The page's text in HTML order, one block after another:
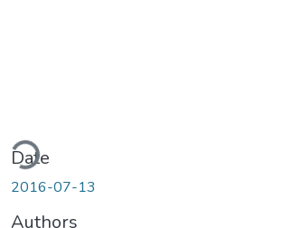
Date
2016-07-13
Authors